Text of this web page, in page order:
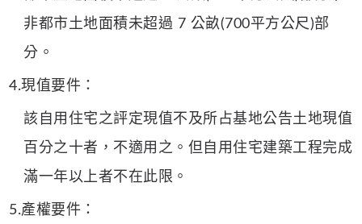
非都市土地面積未超過 7 公畝(700平方公尺)部
分。
4.現值要件：
該自用住宅之評定現值不及所占基地公告土地現值
百分之十者，不適用之。但自用住宅建築工程完成
滿一年以上者不在此限。
5.產權要件：